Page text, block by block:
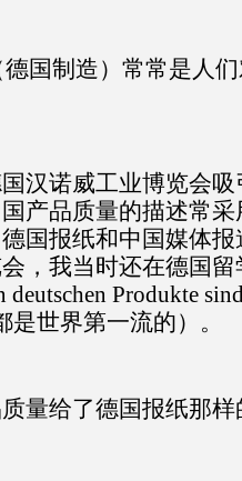
德国制造）常常是人
汉诺威工业博览会
产品质量的描述常
国报纸和中国媒体
，我当时还在德国
deutschen Produkte
世界第一流的）。
量给了德国报纸那